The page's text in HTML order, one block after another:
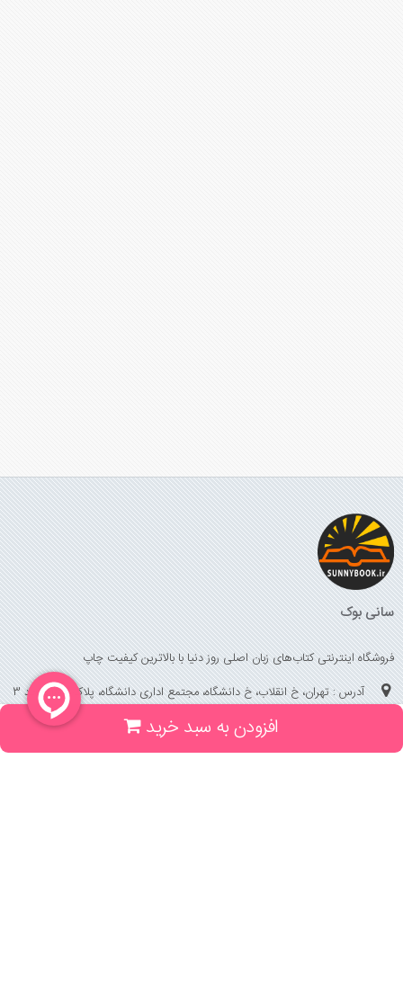
افزودن به سبد خرید
سانی بوک
فروشگاه اینترنتی کتاب‌های زبان اصلی روز دنیا با بالاترین کیفیت چاپ
آدرس : تهران، خ انقلاب، خ دانشگاه، مجتمع اداری دانشگاه، پلاک 158 واحد 3
(جهت خرید حضوری، تلفنی ، پیگیری سفارشات سایت با شماره تلفن 02166175070
تماس حاصل فرمایید)